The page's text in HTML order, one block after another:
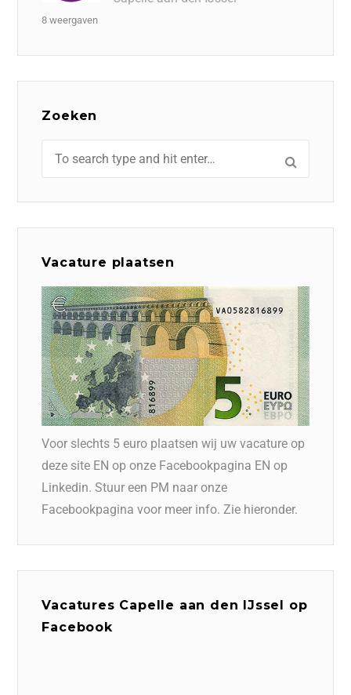
8 weergaven
Zoeken
Vacature plaatsen
Voor slechts 5 euro plaatsen wij uw vacature op
deze site EN op onze Facebookpagina EN op
Linkedin. Stuur een PM naar onze
Facebookpagina voor meer info. Zie hieronder.
Vacatures Capelle aan den IJssel op
Facebook